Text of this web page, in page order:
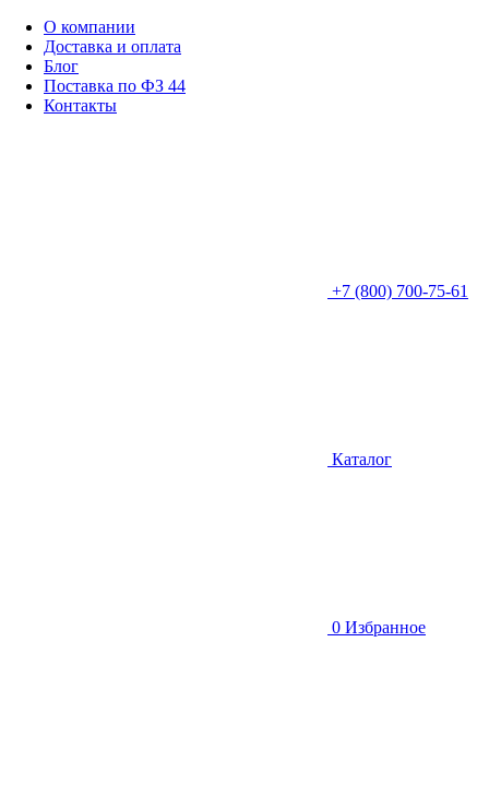
О компании
Доставка и оплата
Блог
Поставка по ФЗ 44
Контакты
+7 (800) 700-75-61
Каталог
0 Избранное